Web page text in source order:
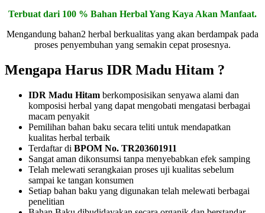
Terbuat dari 100 % Bahan Herbal Yang Kaya Akan Manfaat.
Mengandung bahan2 herbal berkualitas yang akan berdampak pada
proses penyembuhan yang semakin cepat prosesnya.
Mengapa Harus IDR Madu Hitam ?
IDR Madu Hitam berkomposisikan senyawa alami dan
komposisi herbal yang dapat mengobati mengatasi berbagai
macam penyakit
Pemilihan bahan baku secara teliti untuk mendapatkan
kualitas herbal terbaik
Terdaftar di BPOM No. TR203601911
Sangat aman dikonsumsi tanpa menyebabkan efek samping
Telah melewati serangkaian proses uji kualitas sebelum
sampai ke tangan konsumen
Setiap bahan baku yang digunakan telah melewati berbagai
penelitian